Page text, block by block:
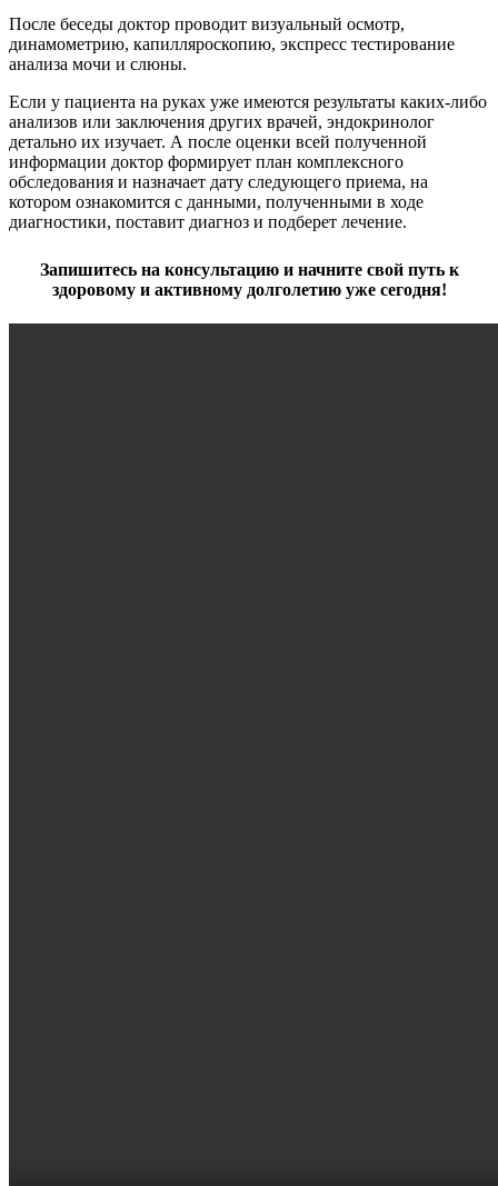
После беседы доктор проводит визуальный осмотр,
динамометрию, капилляроскопию, экспресс тестирование
анализа мочи и слюны.
Если у пациента на руках уже имеются результаты каких-либо
анализов или заключения других врачей, эндокринолог
детально их изучает. А после оценки всей полученной
информации доктор формирует план комплексного
обследования и назначает дату следующего приема, на
котором ознакомится с данными, полученными в ходе
диагностики, поставит диагноз и подберет лечение.
Запишитесь на консультацию и начните свой путь к
здоровому и активному долголетию уже сегодня!